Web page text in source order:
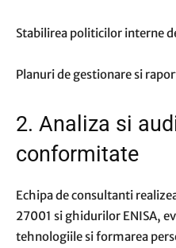
Stabilirea politicilor interne
Planuri de gestionare si
2. Analiza si
conformitate
Echipa de consultanti
27001 si ghidurilor ENISA,
tehnologiile si formarea